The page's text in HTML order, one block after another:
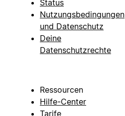
Status
Nutzungsbedingungen
und Datenschutz
Deine
Datenschutzrechte
Ressourcen
Hilfe-Center
Tarife